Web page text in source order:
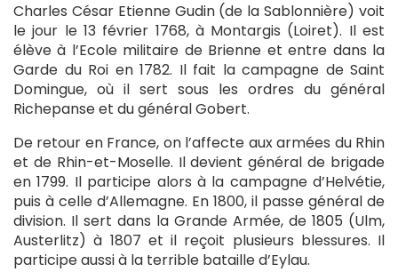
Charles César Etienne Gudin (de la Sablonnière) voit
le jour le 13 février 1768, à Montargis (Loiret). Il est
élève à l’Ecole militaire de Brienne et entre dans la
Garde du Roi en 1782. Il fait la campagne de Saint
Domingue, où il sert sous les ordres du général
Richepanse et du général Gobert.
De retour en France, on l’affecte aux armées du Rhin
et de Rhin-et-Moselle. Il devient général de brigade
en 1799. Il participe alors à la campagne d’Helvétie,
puis à celle d’Allemagne. En 1800, il passe général de
division. Il sert dans la Grande Armée, de 1805 (Ulm,
Austerlitz) à 1807 et il reçoit plusieurs blessures. Il
participe aussi à la terrible bataille d’Eylau.